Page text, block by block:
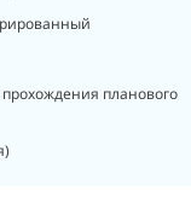
прохождения планового